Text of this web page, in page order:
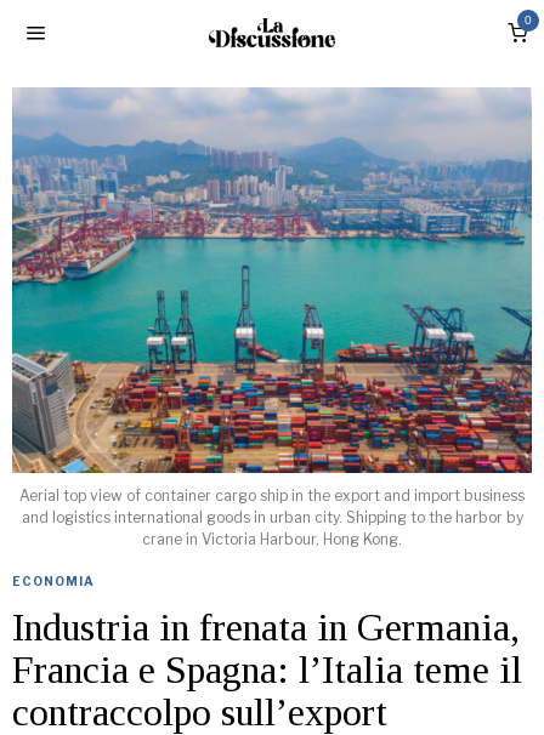
0
Aerial top view of container cargo ship in the export and import business
and logistics international goods in urban city. Shipping to the harbor by
crane in Victoria Harbour, Hong Kong.
ECONOMIA
Industria in frenata in Germania,
Francia e Spagna: l’Italia teme il
contraccolpo sull’export